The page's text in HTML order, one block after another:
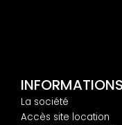
La société
Accès site location